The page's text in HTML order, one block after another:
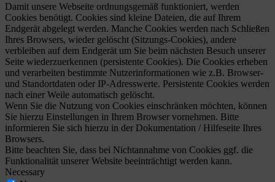
Damit unsere Webseite ordnungsgemäß funktioniert, werden
Cookies benötigt. Cookies sind kleine Dateien, die auf Ihrem
Endgerät abgelegt werden. Manche Cookies werden nach Schließen
Ihres Browsers, wieder gelöscht (Sitzungs-Cookies), andere
verbleiben auf dem Endgerät um Sie beim nächsten Besuch unserer
Seite wiederzuerkennen (persistente Cookies). Die Cookies erheben
und verarbeiten bestimmte Nutzerinformationen wie z.B. Browser-
und Standortdaten oder IP-Adresswerte. Persistente Cookies werden
nach einer Weile automatisch gelöscht.
Wenn Sie die Nutzung von Cookies einschränken möchten, können
Sie hierzu Einstellungen in Ihrem Browser vornehmen. Bitte
informieren Sie sich hierzu in der Dokumentation / Hilfeseite Ihres
Browsers.
Bitte beachten Sie, dass bei Nichtannahme von Cookies ggf. die
Funktionalität unserer Website beeinträchtigt werden kann.
Necessary